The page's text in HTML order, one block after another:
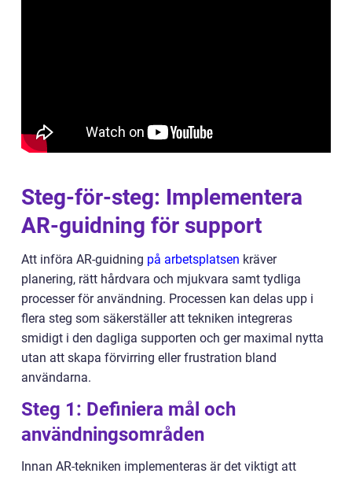
Steg-för-steg: Implementera
AR-guidning för support
Att införa AR-guidning på arbetsplatsen kräver
planering, rätt hårdvara och mjukvara samt tydliga
processer för användning. Processen kan delas upp i
flera steg som säkerställer att tekniken integreras
smidigt i den dagliga supporten och ger maximal nytta
utan att skapa förvirring eller frustration bland
användarna.
Steg 1: Definiera mål och
användningsområden
Innan AR-tekniken implementeras är det viktigt att